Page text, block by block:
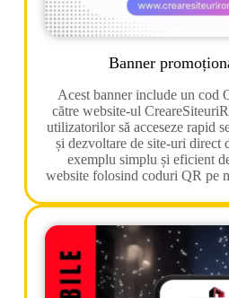
Banner
Acest banner include un cod
către website-ul
utilizatorilor să acceseze rapid
și dezvoltare de site-uri direct
exemplu simplu și eficient
website folosind coduri QR pe